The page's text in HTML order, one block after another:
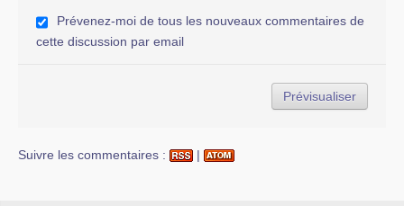
Prévenez-moi de tous les nouveaux commentaires de
cette discussion par email
Suivre les commentaires : |